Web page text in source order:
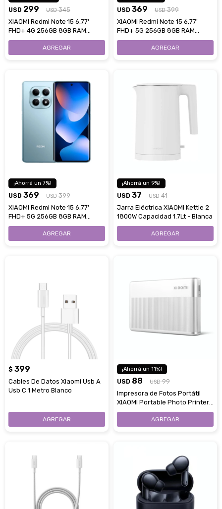
USD 299 USD 345
XIAOMI Redmi Note 15 6,77'
FHD+ 4G 256GB 8GB RAM
Cámara 108Mpx - Green
USD 369 USD 399
XIAOMI Redmi Note 15 6,77'
FHD+ 5G 256GB 8GB RAM
Cámara 108Mpx - Black
7
USD 369 USD 399
XIAOMI Redmi Note 15 6,77'
FHD+ 5G 256GB 8GB RAM
Cámara 108Mpx - Blue
9
USD 37 USD 41
Jarra Eléctrica XIAOMI Kettle 2
1800W Capacidad 1.7Lt - Blanca
$ 399
Cables De Datos Xiaomi Usb A
Usb C 1 Metro Blanco
11
USD 88 USD 99
Impresora de Fotos Portátil
XIAOMI Portable Photo Printer
1S Tecnología ZINK